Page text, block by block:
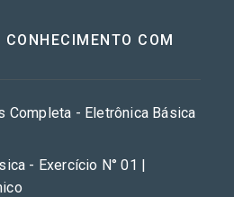
COM
Completa - Eletrônica Básica
- Exercício N° 01 |